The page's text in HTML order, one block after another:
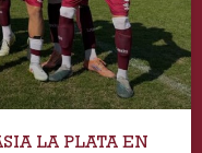
LA PLATA EN